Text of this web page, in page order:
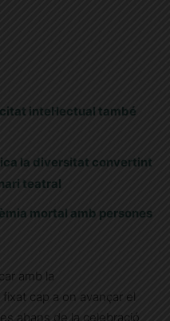
intel·lectual també
la diversitat convertint
teatral
mortal amb persones
amb la
cap a on avançar el
abans de la celebració